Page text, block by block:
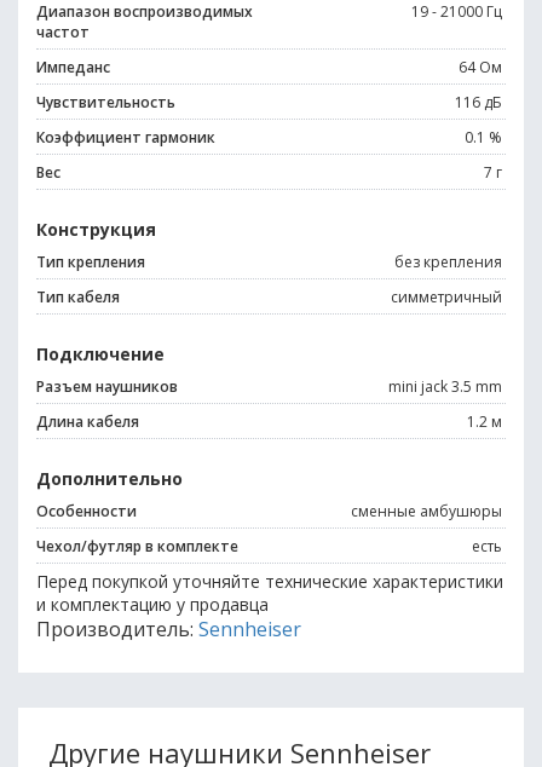
Диапазон воспроизводимых
частот
19 - 21000 Гц
Импеданс
64 Ом
Чувствительность
116 дБ
Коэффициент гармоник
0.1 %
Вес
7 г
Конструкция
Тип крепления
без крепления
Тип кабеля
симметричный
Подключение
Разъем наушников
mini jack 3.5 mm
Длина кабеля
1.2 м
Дополнительно
Особенности
сменные амбушюры
Чехол/футляр в комплекте
есть
Перед покупкой уточняйте технические характеристики
и комплектацию у продавца
Производитель: Sennheiser
Другие наушники Sennheiser